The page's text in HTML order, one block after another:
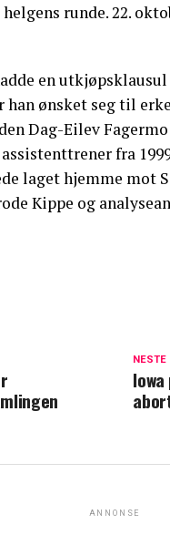
runde. 22.
en
han ønsket seg til
Dag-Eilev
fra
laget hjemme mot
Kippe og
NESTE
ANNONSE